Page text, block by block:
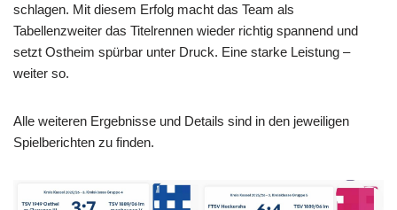
schlagen. Mit diesem Erfolg macht das Team als
Tabellenzweiter das Titelrennen wieder richtig spannend und
setzt Ostheim spürbar unter Druck. Eine starke Leistung –
weiter so.
Alle weiteren Ergebnisse und Details sind in den jeweiligen
Spielberichten zu finden.